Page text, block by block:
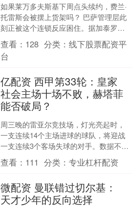
如果莱万多夫斯基下周点头续约，费兰·
托雷斯会被摆上货架吗？ 巴萨管理层此
刻正被这个连锁反应困住。据加泰罗尼
亚电台最新披露，俱乐部与费兰的续约
谈判已全面冻结——不....
查看： 128 分类：线下股票配资平
台
亿配资 西甲第33轮：皇家
社会主场十场不败，赫塔菲
能否破局？
周三晚的雷亚尔竞技场，灯光亮起时，
一支连续14个主场进球的球队，将迎战
一支连续3个客场失球的对手。数据不会
说谎，但足球从不按剧本走。 一、时间
线：两队如何走到这....
查看： 111 分类：专业杠杆配资
微配资 曼联错过切尔基：
天才少年的反向选择